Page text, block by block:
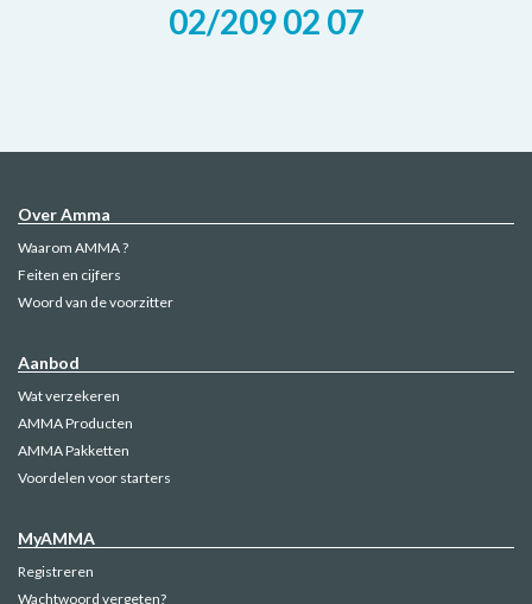
02/209 02 07
Over Amma
Waarom AMMA ?
Feiten en cijfers
Woord van de voorzitter
Aanbod
Wat verzekeren
AMMA Producten
AMMA Pakketten
Voordelen voor starters
MyAMMA
Registreren
Wachtwoord vergeten?